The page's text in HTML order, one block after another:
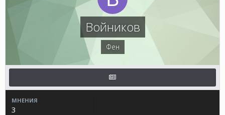
Войников
Фен
МНЕНИЯ
3